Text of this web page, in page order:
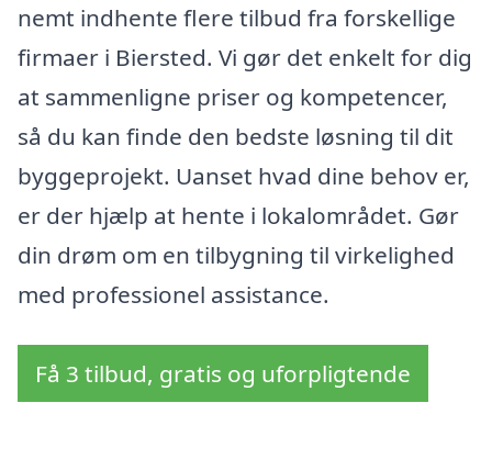
nemt indhente flere tilbud fra forskellige
firmaer i Biersted. Vi gør det enkelt for dig
at sammenligne priser og kompetencer,
så du kan finde den bedste løsning til dit
byggeprojekt. Uanset hvad dine behov er,
er der hjælp at hente i lokalområdet. Gør
din drøm om en tilbygning til virkelighed
med professionel assistance.
Få 3 tilbud, gratis og uforpligtende